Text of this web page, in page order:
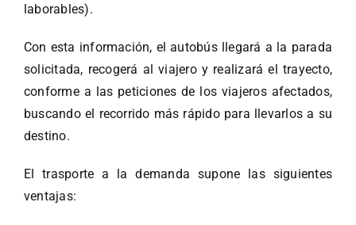
laborables).
Con esta información, el autobús llegará a la parada
solicitada, recogerá al viajero y realizará el trayecto,
conforme a las peticiones de los viajeros afectados,
buscando el recorrido más rápido para llevarlos a su
destino.
El trasporte a la demanda supone las siguientes
ventajas: